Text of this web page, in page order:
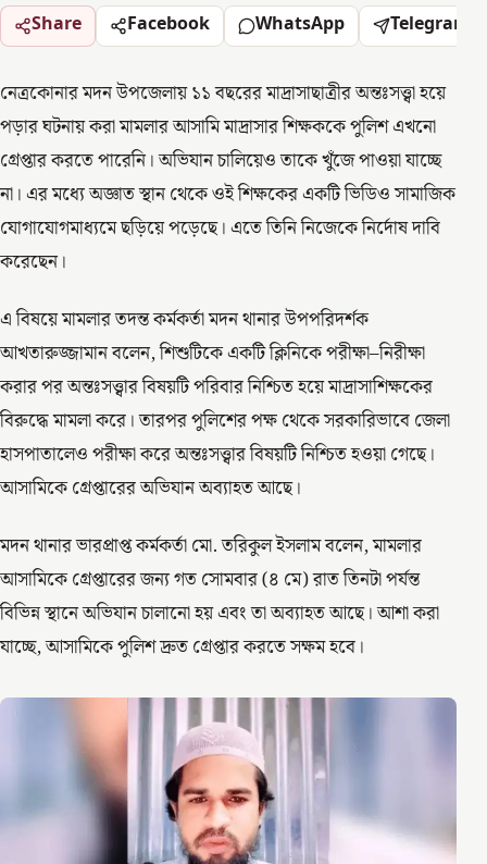
Share Facebook WhatsApp Telegram
নেত্রকোনার মদন উপজেলায় ১১ বছরের মাদ্রাসাছাত্রীর অন্তঃসত্ত্বা হয়ে
পড়ার ঘটনায় করা মামলার আসামি মাদ্রাসার শিক্ষককে পুলিশ এখনো
গ্রেপ্তার করতে পারেনি। অভিযান চালিয়েও তাকে খুঁজে পাওয়া যাচ্ছে
না। এর মধ্যে অজ্ঞাত স্থান থেকে ওই শিক্ষকের একটি ভিডিও সামাজিক
যোগাযোগমাধ্যমে ছড়িয়ে পড়েছে। এতে তিনি নিজেকে নির্দোষ দাবি
করেছেন।
এ বিষয়ে মামলার তদন্ত কর্মকর্তা মদন থানার উপপরিদর্শক
আখতারুজ্জামান বলেন, শিশুটিকে একটি ক্লিনিকে পরীক্ষা–নিরীক্ষা
করার পর অন্তঃসত্ত্বার বিষয়টি পরিবার নিশ্চিত হয়ে মাদ্রাসাশিক্ষকের
বিরুদ্ধে মামলা করে। তারপর পুলিশের পক্ষ থেকে সরকারিভাবে জেলা
হাসপাতালেও পরীক্ষা করে অন্তঃসত্ত্বার বিষয়টি নিশ্চিত হওয়া গেছে।
আসামিকে গ্রেপ্তারের অভিযান অব্যাহত আছে।
মদন থানার ভারপ্রাপ্ত কর্মকর্তা মো. তরিকুল ইসলাম বলেন, মামলার
আসামিকে গ্রেপ্তারের জন্য গত সোমবার (৪ মে) রাত তিনটা পর্যন্ত
বিভিন্ন স্থানে অভিযান চালানো হয় এবং তা অব্যাহত আছে। আশা করা
যাচ্ছে, আসামিকে পুলিশ দ্রুত গ্রেপ্তার করতে সক্ষম হবে।